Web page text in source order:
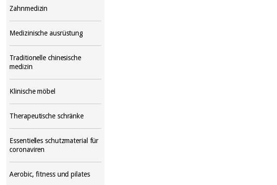
Zahnmedizin
Medizinische ausrüstung
Traditionelle chinesische
medizin
Klinische möbel
Therapeutische schränke
Essentielles schutzmaterial für
coronaviren
Aerobic, fitness und pilates